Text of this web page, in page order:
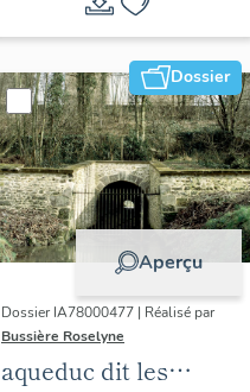
Dossier
Aperçu
Dossier IA78000477 | Réalisé par
Bussière Roselyne
aqueduc dit les